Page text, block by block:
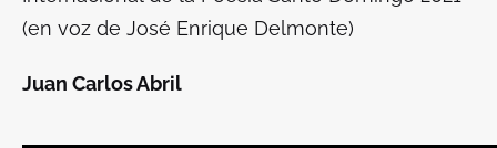
(en voz de José Enrique Delmonte)
Juan Carlos Abril